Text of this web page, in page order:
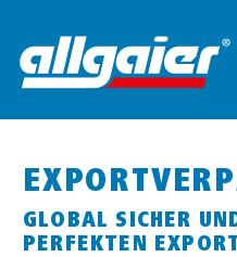
GLOBAL SICHER
PERFEKTEN